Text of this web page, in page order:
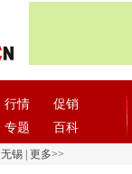
行情
促销
专题 百科
无锡 更多>>